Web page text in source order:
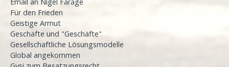
Für den Frieden
Geistige Armut
Geschäfte und "Geschäfte"
Gesellschaftliche Lösungsmodelle
Global angekommen